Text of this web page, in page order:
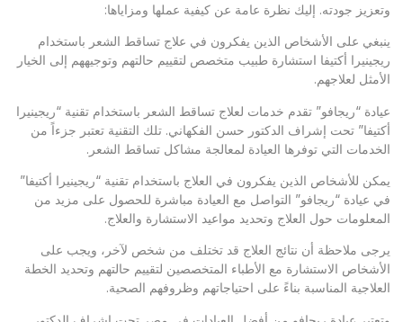
وتعزيز جودته. إليك نظرة عامة عن كيفية عملها ومزاياها:
ينبغي على الأشخاص الذين يفكرون في علاج تساقط الشعر باستخدام
ريجينيرا أكتيفا استشارة طبيب متخصص لتقييم حالتهم وتوجيههم إلى الخيار
الأمثل لعلاجهم.
عيادة “ريجافو” تقدم خدمات لعلاج تساقط الشعر باستخدام تقنية “ريجينيرا
أكتيفا” تحت إشراف الدكتور حسن الفكهاني. تلك التقنية تعتبر جزءاً من
الخدمات التي توفرها العيادة لمعالجة مشاكل تساقط الشعر.
يمكن للأشخاص الذين يفكرون في العلاج باستخدام تقنية “ريجينيرا أكتيفا”
في عيادة “ريجافو” التواصل مع العيادة مباشرة للحصول على مزيد من
المعلومات حول العلاج وتحديد مواعيد الاستشارة والعلاج.
يرجى ملاحظة أن نتائج العلاج قد تختلف من شخص لآخر، ويجب على
الأشخاص الاستشارة مع الأطباء المتخصصين لتقييم حالتهم وتحديد الخطة
العلاجية المناسبة بناءً على احتياجاتهم وظروفهم الصحية.